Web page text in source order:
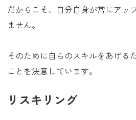
だからこそ、自分自身が常にアッ
ません。
そのために自らのスキルをあげる
ことを決意しています。
リスキリング